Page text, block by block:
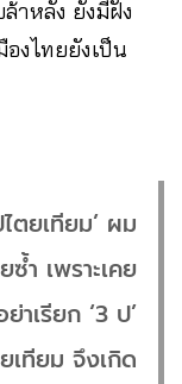
ล้าหลัง ยังมีฝั่ง
งไทยยังเป็น
ตยเทียม’ ผม
ำ เพราะเคย
าเรียก ‘3 ป’
เทียม จึงเกิด